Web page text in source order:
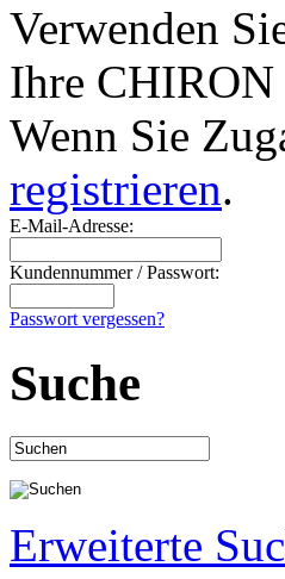
Verwenden
Ihre CHIRON
Wenn Sie
registrieren.
E-Mail-Adresse:
Kundennummer / Passwort:
Passwort vergessen?
Suche
Erweiterte